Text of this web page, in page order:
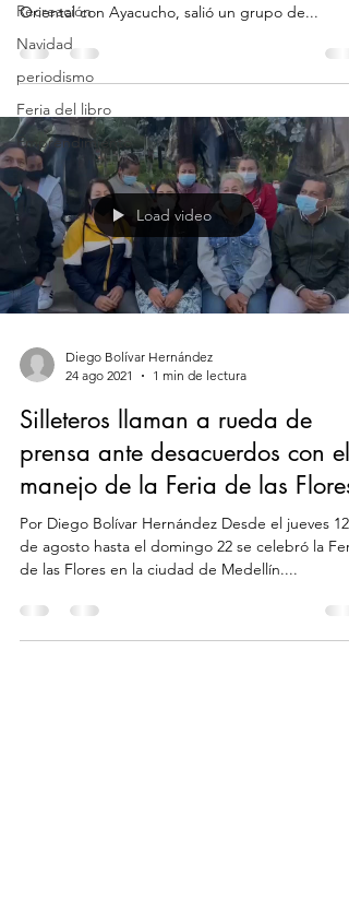
Recreación
Navidad
periodismo
Feria del libro
Emprendimiento
Oriental con Ayacucho, salió un grupo de...
Load video
Diego Bolívar Hernández
24 ago 2021
1 min de lectura
Silleteros llaman a rueda de
prensa ante desacuerdos con el
manejo de la Feria de las Flores
Por Diego Bolívar Hernández Desde el jueves 12
de agosto hasta el domingo 22 se celebró la
de las Flores en la ciudad de Medellín....